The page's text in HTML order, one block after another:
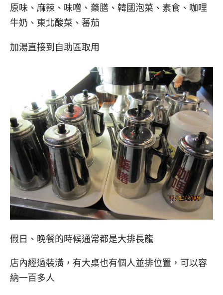
原味、麻辣、味噌、藥膳、韓國泡菜、素食、咖哩
牛奶、東北酸菜、蕃茄
加湯直接到自助區取用
假日、晚餐的時候通常都是大排長龍
店內經過裝潢，有大桌也有個人並排位置，可以容
納一百多人